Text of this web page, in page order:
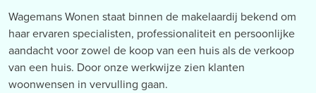
Wagemans Wonen staat binnen de makelaardij bekend om
haar ervaren specialisten, professionaliteit en persoonlijke
aandacht voor zowel de koop van een huis als de verkoop
van een huis. Door onze werkwijze zien klanten
woonwensen in vervulling gaan.